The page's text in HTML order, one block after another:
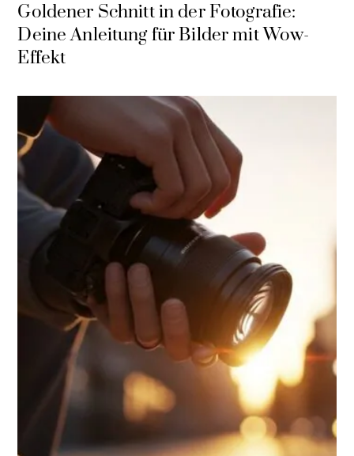
Goldener Schnitt in der Fotografie:
Deine Anleitung für Bilder mit Wow-
Effekt